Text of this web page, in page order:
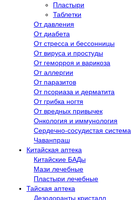
Пластыри
Таблетки
От давления
От диабета
От стресса и бессонницы
От вируса и простуды
От геморроя и варикоза
От аллергии
От паразитов
От псориаза и дерматита
От грибка ногтя
От вредных привычек
Онкология и иммунология
Сердечно-сосудистая система
Чаванпраш
Китайская аптека
Китайские БАДы
Мази лечебные
Пластыри лечебные
Тайская аптека
Дезодоранты кристалл